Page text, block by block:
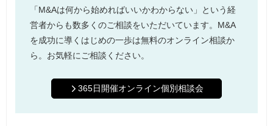
「M&Aは何から始めればいいかわからない」という経
営者からも数多くのご相談をいただいています。M&A
を成功に導くはじめの一歩は無料のオンライン相談か
ら。お気軽にご相談ください。
365日開催オンライン個別相談会